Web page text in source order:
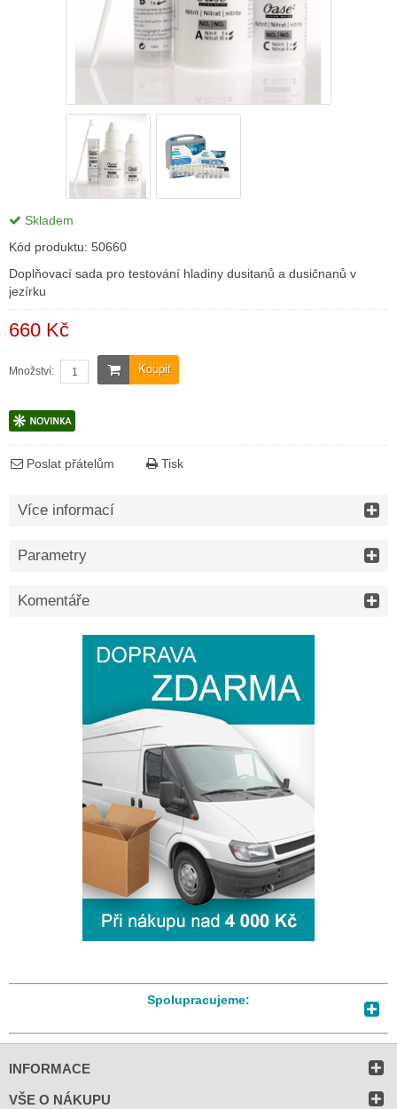
Skladem
Kód produktu: 50660
Doplňovací sada pro testování hladiny dusitanů a dusičnanů v
jezírku
660 Kč
Koupit
Množství:
Poslat přátelům Tisk
Více informací
Parametry
Komentáře
Spolupracujeme:
INFORMACE
VŠE O NÁKUPU